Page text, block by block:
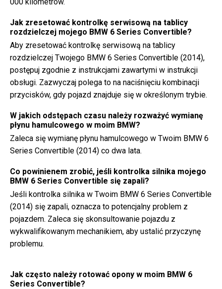
Jak zresetować kontrolkę serwisową na tablicy
rozdzielczej mojego BMW 6 Series Convertible?
Aby zresetować kontrolkę serwisową na tablicy
rozdzielczej Twojego BMW 6 Series Convertible (2014),
postępuj zgodnie z instrukcjami zawartymi w instrukcji
obsługi. Zazwyczaj polega to na naciśnięciu kombinacji
przycisków, gdy pojazd znajduje się w określonym trybie.
W jakich odstępach czasu należy rozważyć wymianę
płynu hamulcowego w moim BMW?
Zaleca się wymianę płynu hamulcowego w Twoim BMW 6
Series Convertible (2014) co dwa lata.
Co powinienem zrobić, jeśli kontrolka silnika mojego
BMW 6 Series Convertible się zapali?
Jeśli kontrolka silnika w Twoim BMW 6 Series Convertible
(2014) się zapali, oznacza to potencjalny problem z
pojazdem. Zaleca się skonsultowanie pojazdu z
wykwalifikowanym mechanikiem, aby ustalić przyczynę
problemu.
Jak często należy rotować opony w moim BMW 6
Series Convertible?